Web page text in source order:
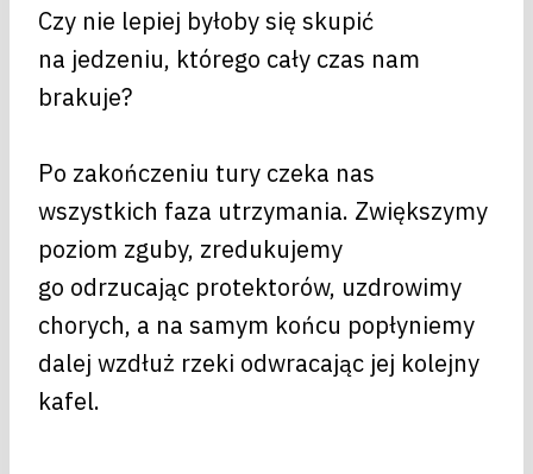
Czy nie lepiej byłoby się skupić
na jedzeniu, którego cały czas nam
brakuje?
Po zakończeniu tury czeka nas
wszystkich faza utrzymania. Zwiększymy
poziom zguby, zredukujemy
go odrzucając protektorów, uzdrowimy
chorych, a na samym końcu popłyniemy
dalej wzdłuż rzeki odwracając jej kolejny
kafel.